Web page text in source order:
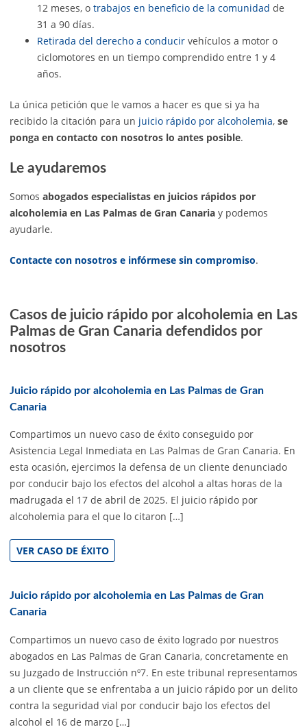
12 meses, o trabajos en beneficio de la comunidad de
31 a 90 días.
Retirada del derecho a conducir vehículos a motor o
ciclomotores en un tiempo comprendido entre 1 y 4
años.
La única petición que le vamos a hacer es que si ya ha
recibido la citación para un juicio rápido por alcoholemia, se
ponga en contacto con nosotros lo antes posible.
Le ayudaremos
Somos abogados especialistas en juicios rápidos por
alcoholemia en Las Palmas de Gran Canaria y podemos
ayudarle.
Contacte con nosotros e infórmese sin compromiso.
Casos de juicio rápido por alcoholemia en Las
Palmas de Gran Canaria defendidos por
nosotros
Juicio rápido por alcoholemia en Las Palmas de Gran
Canaria
Compartimos un nuevo caso de éxito conseguido por
Asistencia Legal Inmediata en Las Palmas de Gran Canaria. En
esta ocasión, ejercimos la defensa de un cliente denunciado
por conducir bajo los efectos del alcohol a altas horas de la
madrugada el 17 de abril de 2025. El juicio rápido por
alcoholemia para el que lo citaron […]
VER CASO DE ÉXITO
Juicio rápido por alcoholemia en Las Palmas de Gran
Canaria
Compartimos un nuevo caso de éxito logrado por nuestros
abogados en Las Palmas de Gran Canaria, concretamente en
su Juzgado de Instrucción nº7. En este tribunal representamos
a un cliente que se enfrentaba a un juicio rápido por un delito
contra la seguridad vial por conducir bajo los efectos del
alcohol el 16 de marzo […]